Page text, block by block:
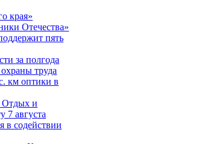
края»
Отечества»
пять
за полгода
труда
км оптики в
Отдых и
7 августа
в содействии